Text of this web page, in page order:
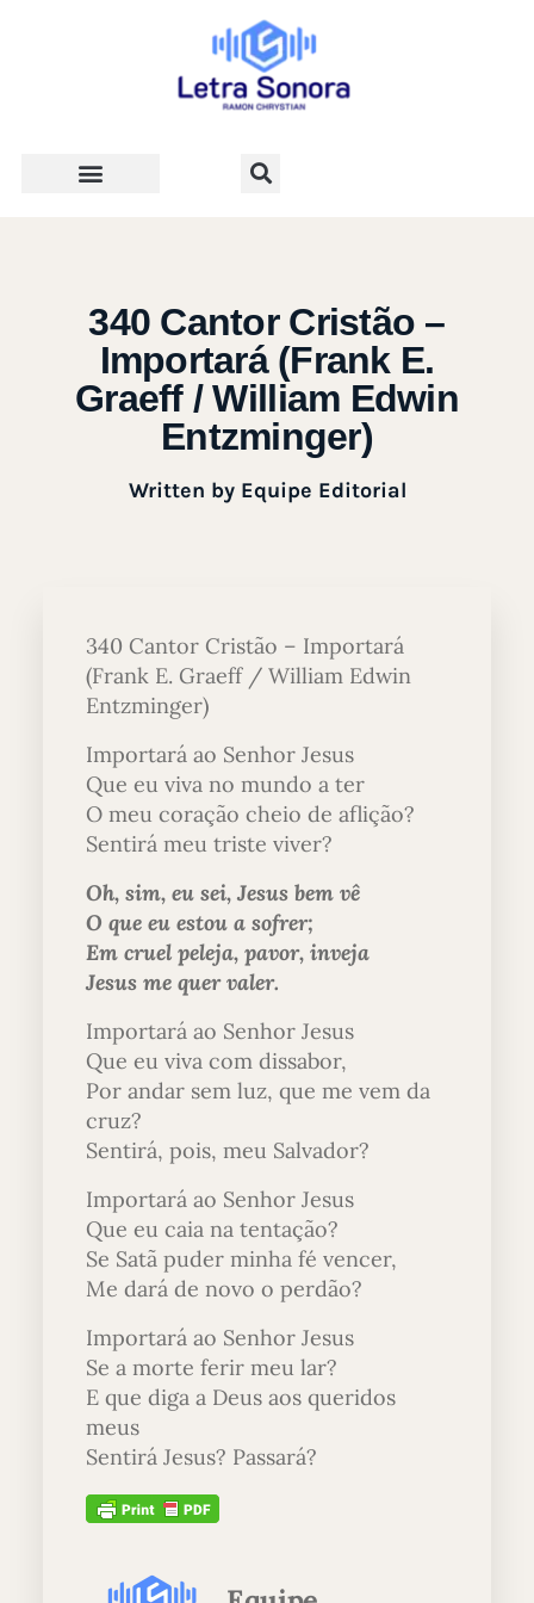
340 Cantor Cristão –
Importará (Frank E.
Graeff / William Edwin
Entzminger)
Written byEquipe Editorial
340 Cantor Cristão – Importará
(Frank E. Graeff / William Edwin
Entzminger)
Importará ao Senhor Jesus
Que eu viva no mundo a ter
O meu coração cheio de aflição?
Sentirá meu triste viver?
Oh, sim, eu sei, Jesus bem vê
O que eu estou a sofrer;
Em cruel peleja, pavor, inveja
Jesus me quer valer.
Importará ao Senhor Jesus
Que eu viva com dissabor,
Por andar sem luz, que me vem da
cruz?
Sentirá, pois, meu Salvador?
Importará ao Senhor Jesus
Que eu caia na tentação?
Se Satã puder minha fé vencer,
Me dará de novo o perdão?
Importará ao Senhor Jesus
Se a morte ferir meu lar?
E que diga a Deus aos queridos
meus
Sentirá Jesus? Passará?